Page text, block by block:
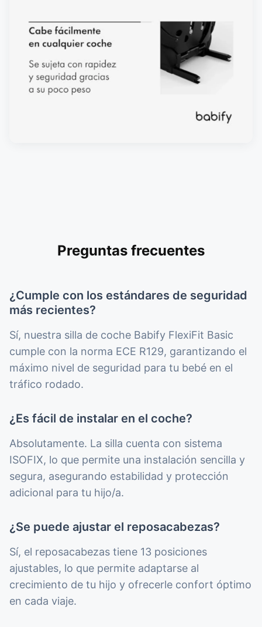
Preguntas frecuentes
¿Cumple con los estándares de seguridad
más recientes?
Sí, nuestra silla de coche Babify FlexiFit Basic
cumple con la norma ECE R129, garantizando el
máximo nivel de seguridad para tu bebé en el
tráfico rodado.
¿Es fácil de instalar en el coche?
Absolutamente. La silla cuenta con sistema
ISOFIX, lo que permite una instalación sencilla y
segura, asegurando estabilidad y protección
adicional para tu hijo/a.
¿Se puede ajustar el reposacabezas?
Sí, el reposacabezas tiene 13 posiciones
ajustables, lo que permite adaptarse al
crecimiento de tu hijo y ofrecerle confort óptimo
en cada viaje.